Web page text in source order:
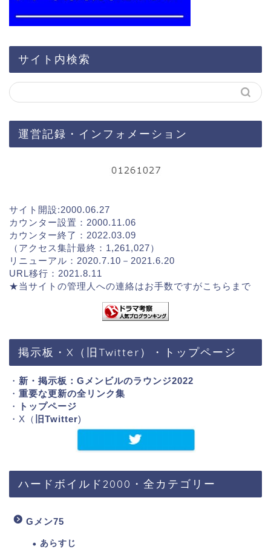
サイト内検索
運営記録・インフォメーション
サイト開設:2000.06.27
カウンター設置：2000.11.06
カウンター終了：2022.03.09
（アクセス集計最終：1,261,027）
リニューアル：2020.7.10－2021.6.20
URL移行：2021.8.11
★当サイトの管理人への連絡はお手数ですがこちらまで
掲示板・X（旧Twitter）・トップページ
・ 新・掲示板：Gメンビルのラウンジ2022
・ 重要な更新の全リンク集
・
トップページ
・X（ 旧Twitter)
ハードボイルド2000・全カテゴリー
Gメン75
あらすじ